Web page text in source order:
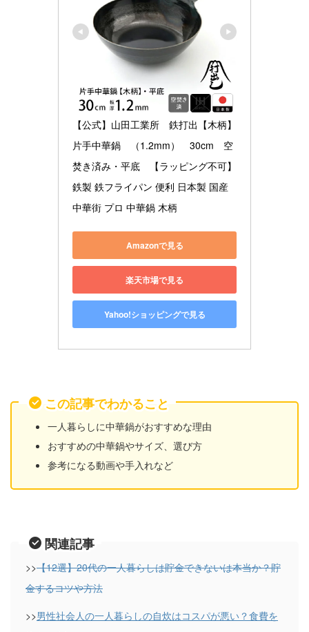
【公式】山田工業所　鉄打出【木柄】
片手中華鍋　（1.2mm）　30cm　空
焚き済み・平底　【ラッピング不可】
鉄製 鉄フライパン 便利 日本製 国産
中華街 プロ 中華鍋 木柄
Amazonで見る
楽天市場で見る
Yahoo!ショッピングで見る
この記事でわかること
一人暮らしに中華鍋がおすすめな理由
おすすめの中華鍋やサイズ、選び方
参考になる動画や手入れなど
関連記事
>>【12選】20代の一人暮らしは貯金できないは本当か？貯
金するコツや方法
>>男性社会人の一人暮らしの自炊はコスパが悪い？食費を